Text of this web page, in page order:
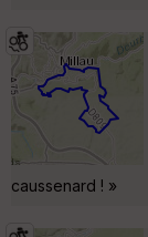
caussenard ! »